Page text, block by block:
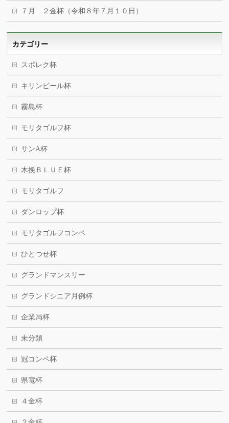
７月 ２金杯（令和８年７月１０日）
カテゴリー
スポレク杯
キリンビール杯
霧島杯
モリタゴルフ杯
サンA杯
木挽ＢＬＵＥ杯
モリタゴルフ
ダンロップ杯
モリタゴルフコンペ
ひとつせ杯
グランドマンスリー
グランドシニア月例杯
企業局杯
未分類
冠コンペ杯
県電杯
４金杯